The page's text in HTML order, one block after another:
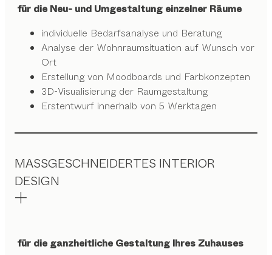
für die Neu- und Umgestaltung einzelner Räume
individuelle Bedarfsanalyse und Beratung
Analyse der Wohnraumsituation auf Wunsch vor
Ort
Erstellung von Moodboards und Farbkonzepten
3D-Visualisierung der Raumgestaltung
Erstentwurf innerhalb von 5 Werktagen
MASSGESCHNEIDERTES INTERIOR
DESIGN
für die ganzheitliche Gestaltung Ihres Zuhauses